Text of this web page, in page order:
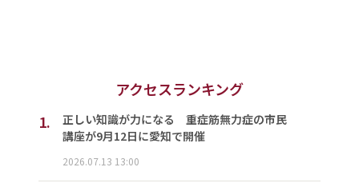
アクセスランキング
1.
正しい知識が力になる 重症筋無力症の市民
講座が9月12日に愛知で開催
2026.07.13 13:00